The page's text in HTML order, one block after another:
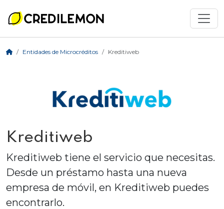
Entidades de Microcréditos Kreditiweb
Kreditiweb
Kreditiweb tiene el servicio que necesitas.
Desde un préstamo hasta una nueva
empresa de móvil, en Kreditiweb puedes
encontrarlo.